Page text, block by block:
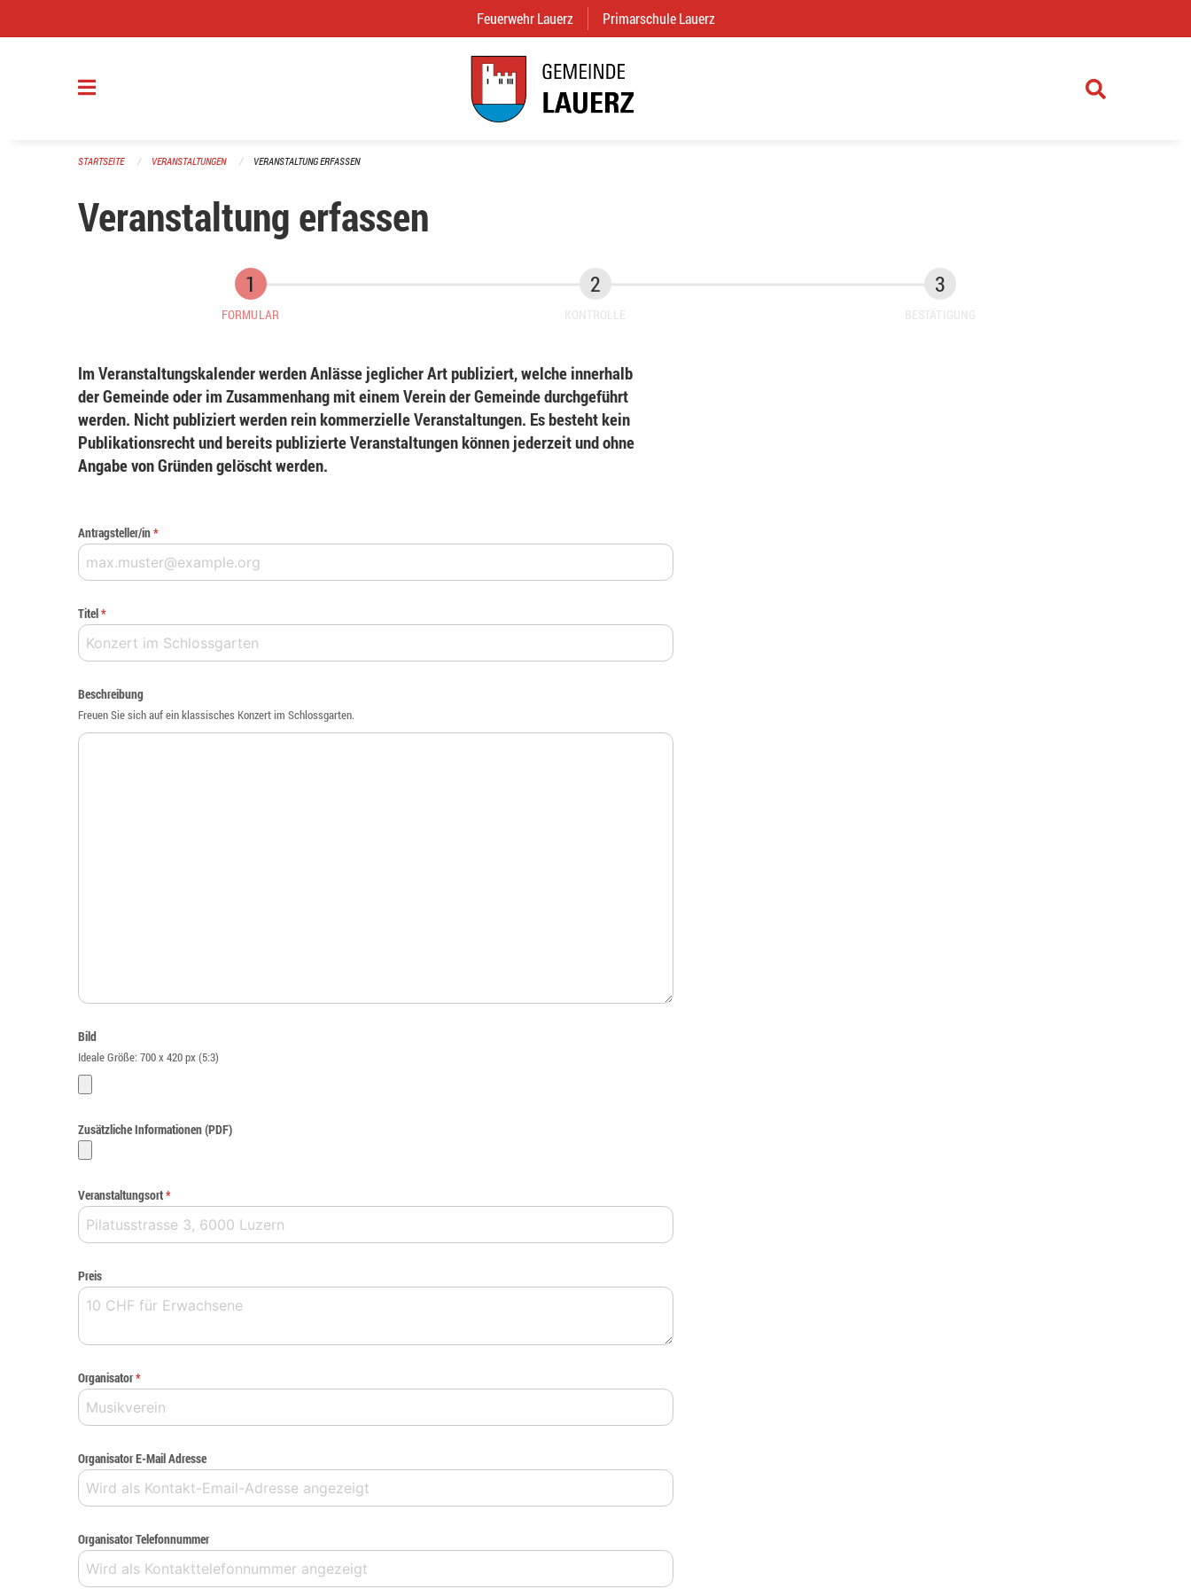
Feuerwehr Lauerz (External Link)
Primarschule Lauerz
STARTSEITE VERANSTALTUNGEN VERANSTALTUNG ERFASSEN
Veranstaltung erfassen
FORMULAR KONTROLLE BESTÄTIGUNG
Im Veranstaltungskalender werden Anlässe jeglicher Art publiziert, welche innerhalb
der Gemeinde oder im Zusammenhang mit einem Verein der Gemeinde durchgeführt
werden. Nicht publiziert werden rein kommerzielle Veranstaltungen. Es besteht kein
Publikationsrecht und bereits publizierte Veranstaltungen können jederzeit und ohne
Angabe von Gründen gelöscht werden.
Antragsteller/in*
Titel*
Beschreibung
Freuen Sie sich auf ein klassisches Konzert im Schlossgarten.
Bild
Ideale Größe: 700 x 420 px (5:3)
Zusätzliche Informationen (PDF)
Veranstaltungsort*
Preis
Organisator*
Organisator E-Mail Adresse
Organisator Telefonnummer